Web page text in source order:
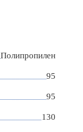
Полипропилен
95
95
130